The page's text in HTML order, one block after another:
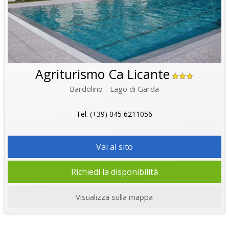
Agriturismo Ca Licante
Bardolino - Lago di Garda
Tel. (+39) 045 6211056
Vai al sito
Richiedi la disponibilità
Visualizza sulla mappa